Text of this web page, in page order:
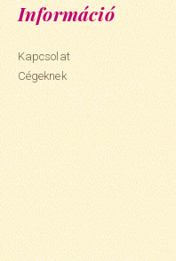
Információ
Kapcsolat
Cégeknek